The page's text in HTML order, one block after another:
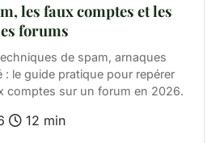
les faux comptes et les
forums
de spam, arnaques
: le guide pratique pour repérer
comptes sur un forum en 2026.
12 min